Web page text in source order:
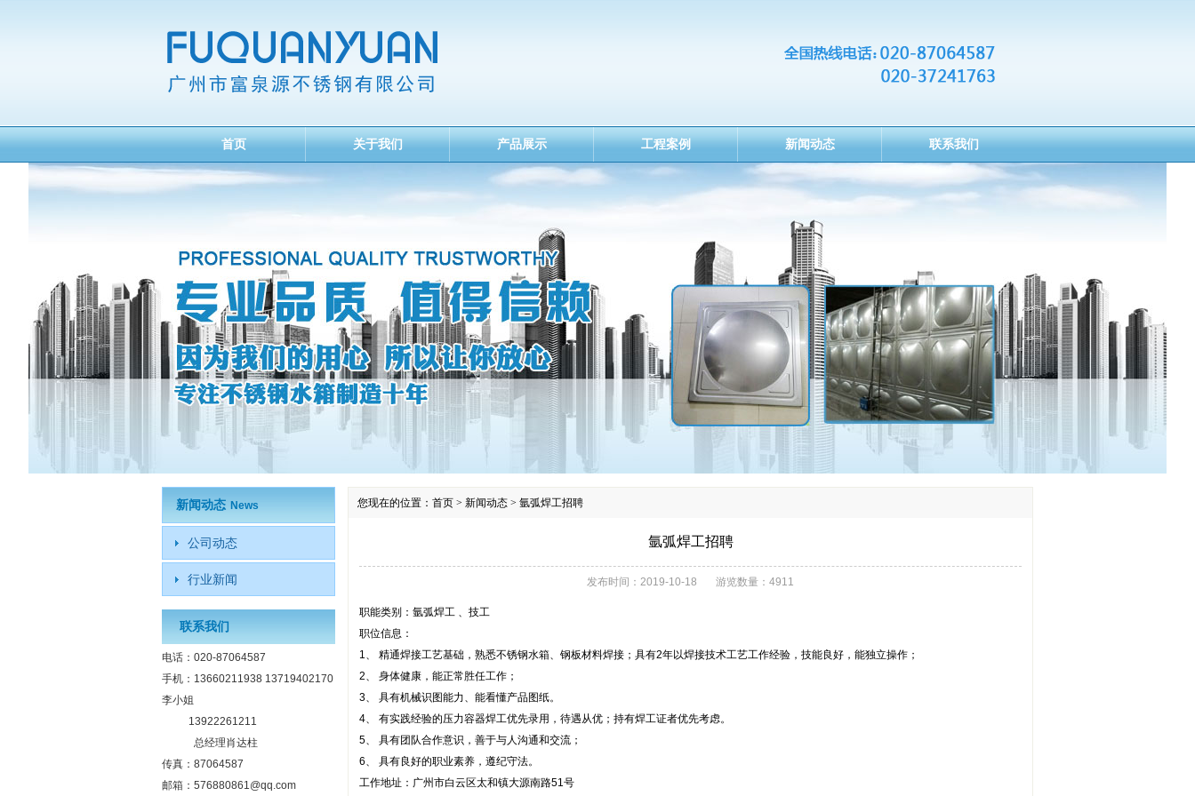
首页 关于我们 产品展示 工程案例 新闻动态 联系我们
您现在的位置： 首页 > 新闻动态 > 氩弧焊工招聘
氩弧焊工招聘
发布时间： 2019-10-18 游览数量： 4911
职能类别：氩弧焊工 、技工
职位信息：
1、 精通焊接工艺基础，熟悉不锈钢水箱、钢板材料焊接；具有2年以焊接技术工艺工作经验，技能良好，能独立操作；
2、 身体健康，能正常胜任工作；
3、 具有机械识图能力、能看懂产品图纸。
4、 有实践经验的压力容器焊工优先录用，待遇从优；持有焊工证者优先考虑。
5、 具有团队合作意识，善于与人沟通和交流；
6、 具有良好的职业素养，遵纪守法。
工作地址：广州市白云区太和镇大源南路51号
新闻动态 News
公司动态
行业新闻
联系我们
电话：020-87064587
手机：13660211938 13719402170
李小姐
13922261211
总经理肖达柱
传真：87064587
邮箱：576880861@qq.com